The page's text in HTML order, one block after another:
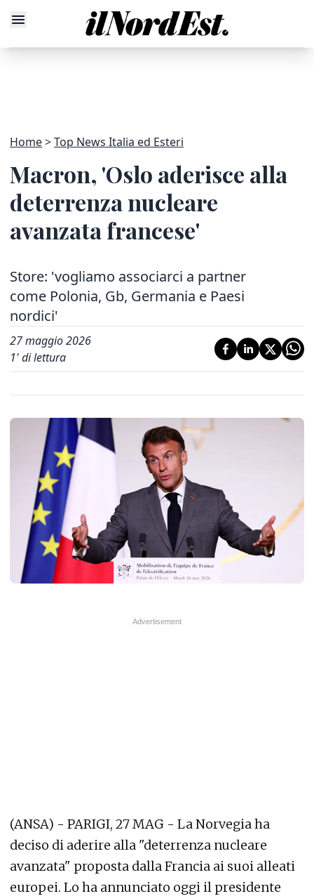
Home Top News Italia ed Esteri
Macron, 'Oslo aderisce alla
deterrenza nucleare
avanzata francese'
Store: 'vogliamo associarci a partner
come Polonia, Gb, Germania e Paesi
nordici'
27 maggio 2026
1' di lettura
(ANSA) - PARIGI, 27 MAG - La Norvegia ha
deciso di aderire alla "deterrenza nucleare
avanzata" proposta dalla Francia ai suoi alleati
europei. Lo ha annunciato oggi il presidente